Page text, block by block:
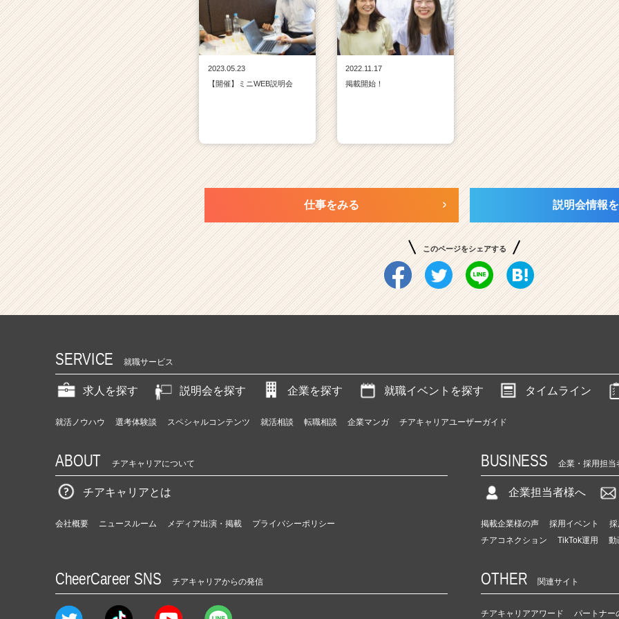
2023.05.23
【開催】ミニWEB説明会
2022.11.17
掲載開始！
仕事をみる 説明会情報
このページをシェアする
SERVICE 就職サービス
求人を探す 説明会を探す 企業を探す 就職イベントを探す タイムライン
就活ノウハウ 選考体験談 スペシャルコンテンツ 就活相談 転職相談 企業マンガ チアキャリアユーザーガイド
ABOUT チアキャリアについて
チアキャリアとは
会社概要 ニュースルーム メディア出演・掲載 プライバシーポリシー
BUSINESS 企業・採用担当
企業担当者様へ
掲載企業様の声 採用イベント
チアコネクション
TikTok運用 動
CheerCareer SNS チアキャリアからの発信 OTHER 関連サイト
チアキャリアアワード パートナー